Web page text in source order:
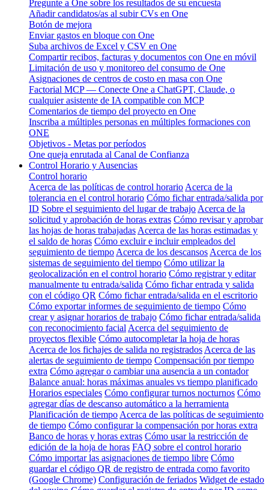
Pregunte a One sobre los resultados de su encuesta
Añadir candidatos/as al subir CVs en One
Botón de mejora
Enviar gastos en bloque con One
Suba archivos de Excel y CSV en One
Compartir recibos, facturas y documentos con One en móvil
Limitación de uso y monitoreo del consumo de One
Asignaciones de centros de costo en masa con One
Factorial MCP — Conecte One a ChatGPT, Claude, o
cualquier asistente de IA compatible con MCP
Comentarios de tiempo del proyecto en One
Inscriba a múltiples personas en múltiples formaciones con
ONE
Objetivos - Metas por períodos
One queja enrutada al Canal de Confianza
Control Horario y Ausencias
Control horario
Acerca de las políticas de control horario Acerca de la
tolerancia en el control horario Cómo fichar entrada/salida por
ID Sobre el seguimiento del lugar de trabajo Acerca de la
solicitud y aprobación de horas extras Cómo revisar y aprobar
las hojas de horas trabajadas Acerca de las horas estimadas y
el saldo de horas Cómo excluir e incluir empleados del
seguimiento de tiempo Acerca de los descansos Acerca de los
sistemas de seguimiento del tiempo Cómo utilizar la
geolocalización en el control horario Cómo registrar y editar
manualmente tu entrada/salida Cómo fichar entrada y salida
con el código QR Cómo fichar entrada/salida en el escritorio
Cómo exportar informes de seguimiento de tiempo Cómo
crear y asignar horarios de trabajo Cómo fichar entrada/salida
con reconocimiento facial Acerca del seguimiento de
proyectos flexible Cómo autocompletar la hoja de horas
Acerca de los fichajes de salida no registrados Acerca de las
alertas de seguimiento de tiempo Compensación por tiempo
extra Cómo agregar o cambiar una ausencia a un contador
Balance anual: horas máximas anuales vs tiempo planificado
Horarios especiales Cómo configurar turnos nocturnos Cómo
agregar días de descanso automático a la herramienta
Planificación de tiempo Acerca de las políticas de seguimiento
de tiempo Cómo configurar la compensación por horas extra
Banco de horas y horas extras Cómo usar la restricción de
edición de la hoja de horas FAQ sobre el control horario
Cómo importar las asignaciones de tiempo libre Cómo
guardar el código QR de registro de entrada como favorito
(Google Chrome) Configuración de feriados Widget de estado